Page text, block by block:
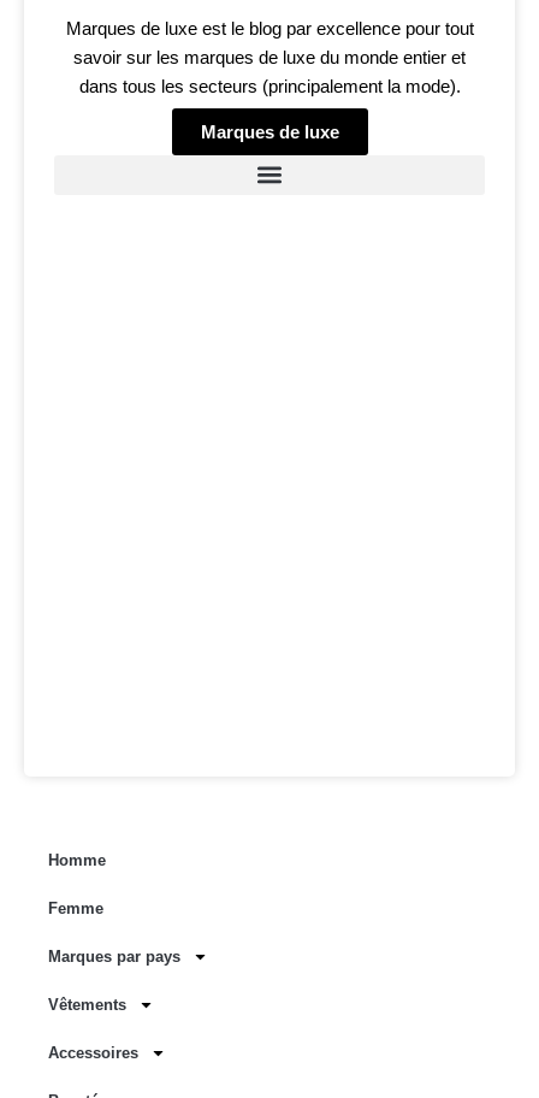
Marques de luxe est le blog par excellence pour tout
savoir sur les marques de luxe du monde entier et
dans tous les secteurs (principalement la mode).
Marques de luxe
Homme
Femme
Marques par pays
Vêtements
Accessoires